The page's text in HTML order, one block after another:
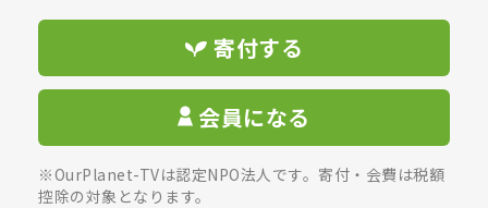
寄付する
会員になる
※OurPlanet-TVは認定NPO法人です。寄付・会費は税額
控除の対象となります。